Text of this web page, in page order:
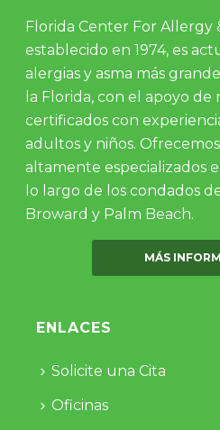
Florida Center For Allergy
establecido en 1974, es
alergias y asma más
la Florida, con el apoyo
certificados con
adultos y niños.
altamente especializados
lo largo de los condados
Broward y Palm Beach.
MÁS
ENLACES
Solicite una Cita
Oficinas